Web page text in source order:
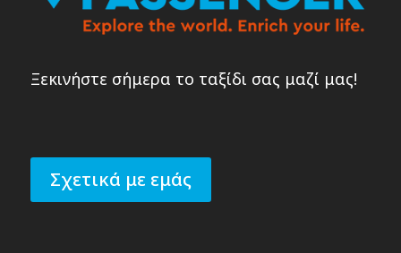
Ξεκινήστε σήμερα το ταξίδι σας μαζί μας!
Σχετικά με εμάς